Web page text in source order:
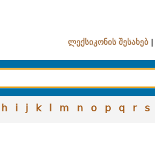
ლექსიკონის შესახებ
h i j k l m n o p q r s